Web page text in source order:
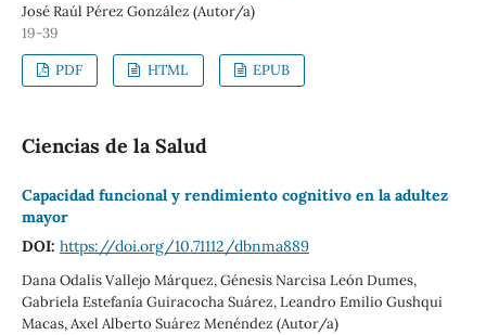
José Raúl Pérez González (Autor/a)
19-39
PDF HTML EPUB
Ciencias de la Salud
Capacidad funcional y rendimiento cognitivo en la adultez
mayor
DOI: https://doi.org/10.71112/dbnma889
Dana Odalis Vallejo Márquez, Génesis Narcisa León Dumes,
Gabriela Estefanía Guiracocha Suárez, Leandro Emilio Gushqui
Macas, Axel Alberto Suárez Menéndez (Autor/a)